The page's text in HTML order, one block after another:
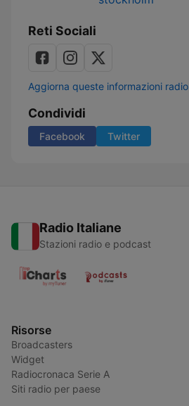
Reti Sociali
Aggiorna queste informazioni radio
Condividi
Facebook Twitter
Radio Italiane
Stazioni radio e podcast
Risorse
Broadcasters
Widget
Radiocronaca Serie A
Siti radio per paese